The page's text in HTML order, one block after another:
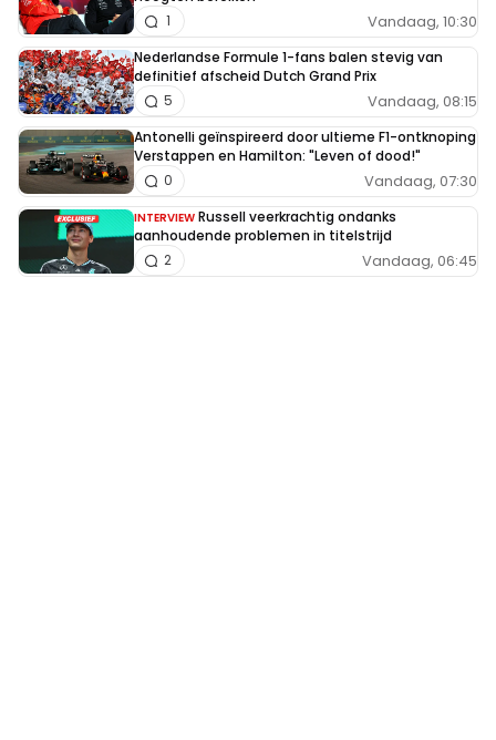
Vandaag, 10:30
1
Nederlandse Formule 1-fans balen stevig van
definitief afscheid Dutch Grand Prix
Vandaag, 08:15
5
Antonelli geïnspireerd door ultieme F1-ontknoping
Verstappen en Hamilton: "Leven of dood!"
Vandaag, 07:30
0
INTERVIEW Russell veerkrachtig ondanks
aanhoudende problemen in titelstrijd
Vandaag, 06:45
2